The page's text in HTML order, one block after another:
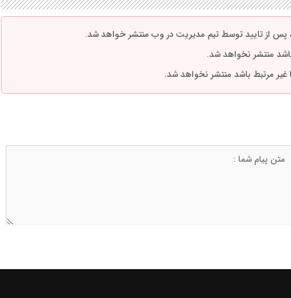
پس از تایید توسط تیم مدیریت در وب منتشر خواهد شد.
منتشر نخواهد شد.
غیر مرتبط باشد منتشر نخواهد شد.